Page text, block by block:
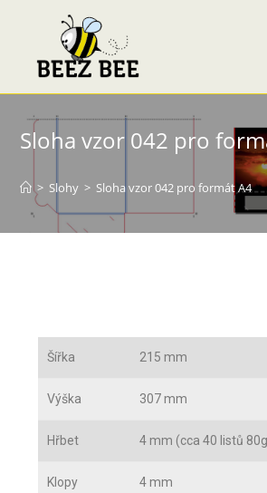
Sloha vzor 042 pro
> Slohy > Sloha vzor 042 pro formát A4
Šířka 215 mm
Výška 307 mm
Hřbet 4 mm (cca 40 listů
Klopy 4 mm